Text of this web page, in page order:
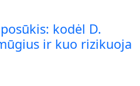
kodėl D.
ir kuo rizikuoja